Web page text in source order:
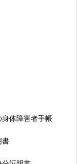
身体障害者手帳
書